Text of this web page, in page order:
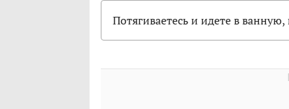
Потягиваетесь и идете в